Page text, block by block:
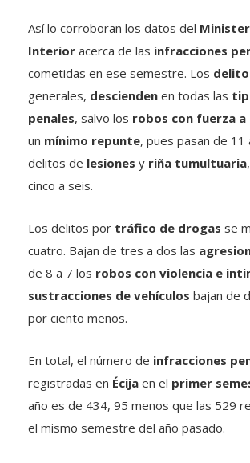
Así lo corroboran los datos del
Interior acerca de las infracciones
cometidas en ese semestre. Los
generales, descienden en todas las
penales, salvo los robos con fuerza a
un mínimo repunte, pues pasan de 11
delitos de lesiones y riña tumultuaria
cinco a seis.
Los delitos por tráfico de drogas se
cuatro. Bajan de tres a dos las
de 8 a 7 los robos con violencia e
sustracciones de vehículos bajan de
por ciento menos.
En total, el número de infracciones
registradas en Écija en el primer
año es de 434, 95 menos que las 529
el mismo semestre del año pasado.